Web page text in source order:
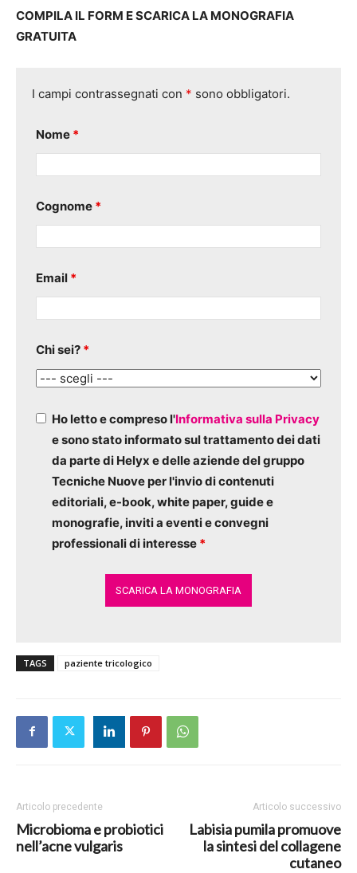
COMPILA IL FORM E SCARICA LA MONOGRAFIA
GRATUITA
I campi contrassegnati con * sono obbligatori.
Nome *
Cognome *
Email *
Chi sei? *
Ho letto e compreso l'Informativa sulla Privacy
e sono stato informato sul trattamento dei dati
da parte di Helyx e delle aziende del gruppo
Tecniche Nuove per l'invio di contenuti
editoriali, e-book, white paper, guide e
monografie, inviti a eventi e convegni
professionali di interesse *
TAGS paziente tricologico
Articolo precedente
Microbioma e probiotici
nell’acne vulgaris
Articolo successivo
Labisia pumila promuove
la sintesi del collagene
cutaneo